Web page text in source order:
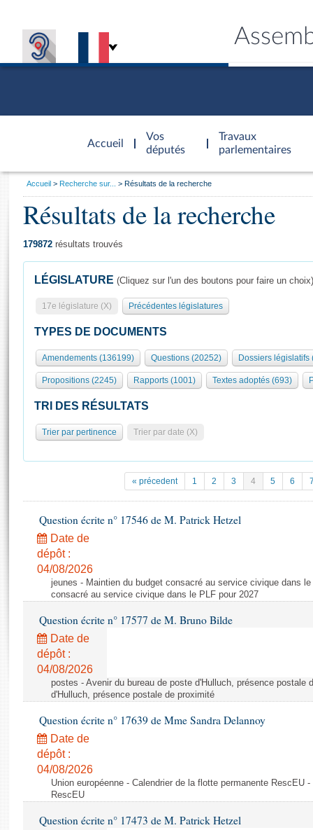
Accueil
d'accueil
Vos
députés
Travaux
parlementaires
Présidence
577 députés
Groupes politiques
Séance publique
Commissions et autres organes
Europe et International
Pétitions
Projets de loi
Propositions de loi
Amendements
Textes adoptés
Rapports législatifs
Rapports sur l'application des lois
Baromètre de l’application des lois
Dossiers législatifs
Budget et sécurité sociale
Questions écrites et orales
Comptes rendus des débats
Général
Rôle et pouvoirs de l'Assemblée
Organisation de l'Assemblée
Présidence Conférence des Présidents Bureau Collège des
Statistiques et chiffres clés
Documents de référence
( Constitution | Règlement de l'Assemblée ... )
Histoire
Juniors
Anciennes législatures
Visiter l'Assemblée
Visite virtuelle du palais Bourbon
Assister à une séance
Contacts et plan d'accès
Photos libres de droit
Vous
Accueil Recherche sur... Résultats de la recherche
Résultats de la recherche
179872 résultats trouvés
LÉGISLATURE (Cliquez sur l'un des boutons pour faire un choix)
17e législature (X) Précédentes législatures
TYPES DE DOCUMENTS
Amendements (136199) Questions (20252) Dossiers législatifs
Propositions (2245) Rapports (1001) Textes adoptés (693)
TRI DES RÉSULTATS
Trier par pertinence Trier par date (X)
« précedent 1 2 3 4 5 6
Question écrite n° 17546 de M. Patrick Hetzel
Date de
dépôt :
04/08/2026
jeunes - Maintien du budget consacré au service civique dans
consacré au service civique dans le PLF pour 2027
Question écrite n° 17577 de M. Bruno Bilde
Date de
dépôt :
04/08/2026
postes - Avenir du bureau de poste d'Hulluch, présence postale
d'Hulluch, présence postale de proximité
Question écrite n° 17639 de Mme Sandra Delannoy
Date de
dépôt :
04/08/2026
Union européenne - Calendrier de la flotte permanente RescEU
RescEU
Question écrite n° 17473 de M. Patrick Hetzel